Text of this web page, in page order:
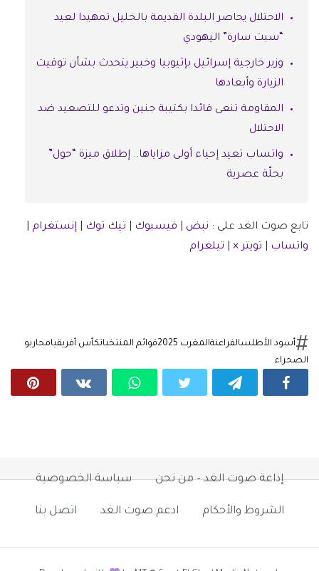
الاحتلال يحاصر البلدة القديمة بالخليل تمهيدا لعيد
“سبت سارة” اليهودي
وزير خارجية إسرائيل بإثيوبيا وخبير يتحدث بشأن توقيت
الزيارة وأبعادها
المقاومة تنعى قائدا بكتيبة جنين وتدعو للتصعيد ضد
الاحتلال
واتساب تعيد إحياء أولى مزاياها.. إطلاق ميزة “حول”
بحلّة عصرية
تابع صوت الغد على : نبض فيسبوك تيك توك إنستغرام
واتساب
تويتر × تيلغرام
أسود الأطلسالفراعنةالمغرب 2025 قوائم المنتخباتكأس أفريقيامحاربو
الصحراء
إذاعة صوت الغد – من نحن سياسة الخصوصية
الشروط والأحكام ادعم صوت الغد اتصل بنا